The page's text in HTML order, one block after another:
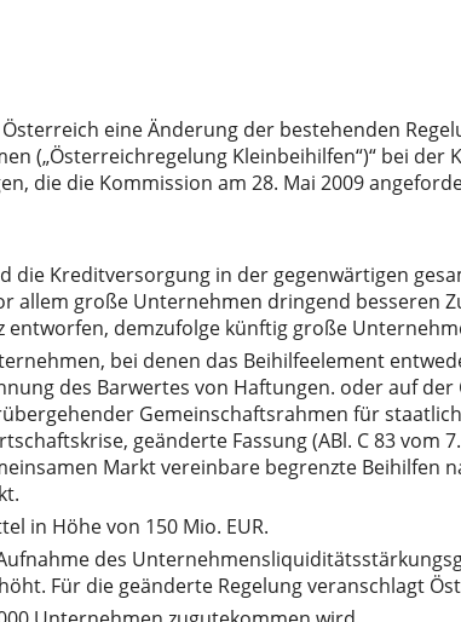
eine Änderung der bestehenden
(„Österreichregelung Kleinbeihilfen“)“ bei der
die die Kommission am 28. Mai 2009
die Kreditversorgung in der gegenwärtigen
große Unternehmen dringend besseren
demzufolge künftig große
bei denen das Beihilfeelement
des Barwertes von Haftungen. oder auf
Gemeinschaftsrahmen für
geänderte Fassung (ABl. C 83
Markt vereinbare begrenzte Beihilfen
in Höhe von 150 Mio. EUR.
des
Für die geänderte Regelung veranschlagt